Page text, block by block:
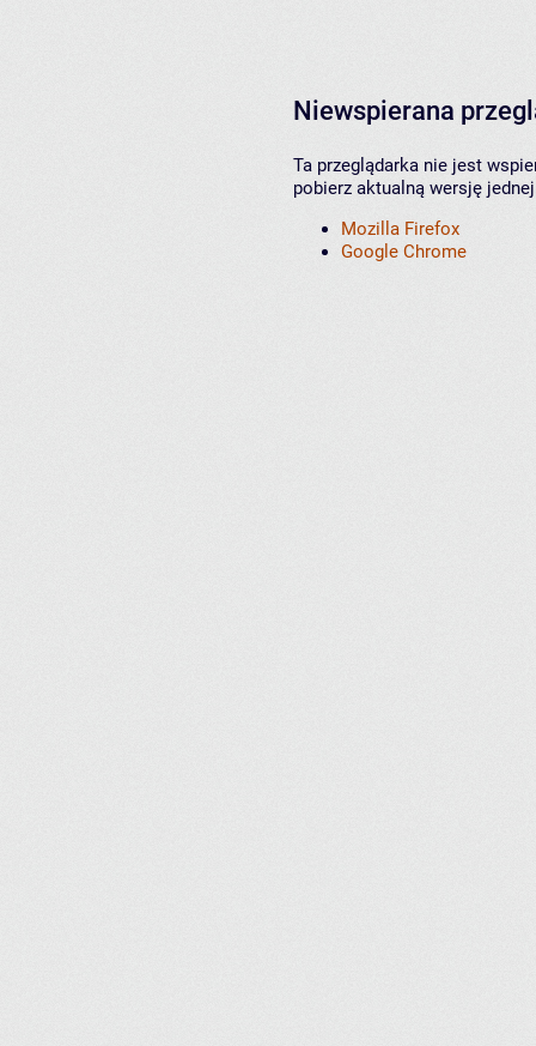
Niewspierana
Ta przeglądarka nie jest
pobierz aktualną wersję
Mozilla Firefox
Google Chrome